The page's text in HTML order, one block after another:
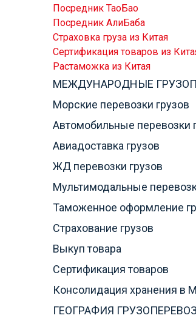
Посредник ТаоБао
Посредник АлиБаба
Страховка груза из Китая
Сертификация товаров из
Растаможка из Китая
МЕЖДУНАРОДНЫЕ
Морские перевозки грузов
Автомобильные перевозки
Авиадоставка грузов
ЖД перевозки грузов
Мультимодальные
Таможенное оформление
Страхование грузов
Выкуп товара
Сертификация товаров
Консолидация хранения в
ГЕОГРАФИЯ